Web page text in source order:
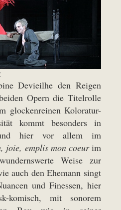
Devieilhe den Reigen
Opern die Titelrolle
glockenreinen Koloratur-
kommt besonders in
hier vor allem im
joie, emplis mon coeurim
Weise zur
auch den Ehemann singt
und Finessen, hier
komisch, mit sonorem